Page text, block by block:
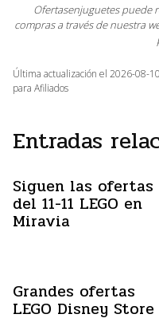
Ofertasenjuguetes puede
compras a través de nuestra
Última actualización el 2026-08-
para Afiliados
Entradas
Siguen las ofertas
del 11-11 LEGO en
Miravia
Grandes ofertas
LEGO Disney Store